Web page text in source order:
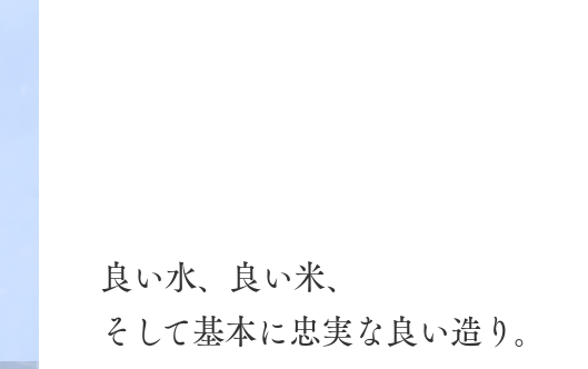
良い水、良い米、
そして基本に忠実な良い造り。